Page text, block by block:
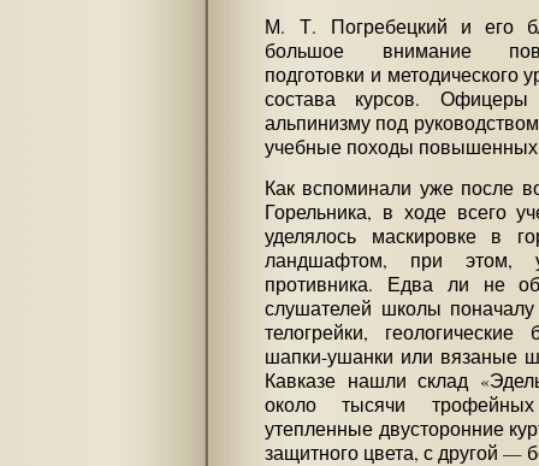
М. Т. Погребецкий и его
большое внимание
подготовки и методического
состава курсов.
альпинизму под
учебные походы повышенных
Как вспоминали уже после
Горельника, в ходе всего
уделялось маскировке в
ландшафтом, при этом,
противника. Едва ли не
слушателей школы
телогрейки,
шапки-ушанки или вязаные
Кавказе нашли склад
около тысячи
утепленные двусторонние
защитного цвета, с другой —